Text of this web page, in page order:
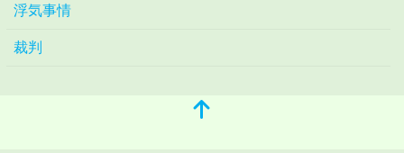
浮気事情
裁判